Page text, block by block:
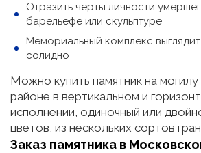
Отразить черты личности
барельефе или скульптуре
Мемориальный комплекс
солидно
Можно купить памятник на
районе в вертикальном и
исполнении, одиночный или
цветов, из нескольких сортов
Заказ памятника в